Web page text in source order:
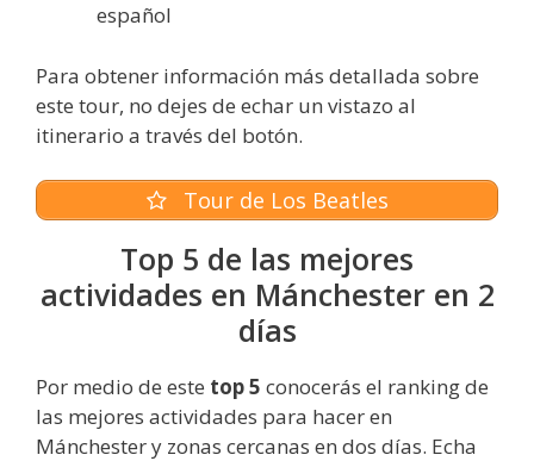
español
Para obtener información más detallada sobre
este tour, no dejes de echar un vistazo al
itinerario a través del botón.
Tour de Los Beatles
Top 5 de las mejores
actividades en Mánchester en 2
días
Por medio de este top 5 conocerás el ranking de
las mejores actividades para hacer en
Mánchester y zonas cercanas en dos días. Echa